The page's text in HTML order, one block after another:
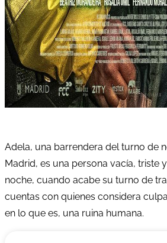
Adela, una barrendera del turno de
Madrid, es una persona vacía, triste
noche, cuando acabe su turno de
cuentas con quienes considera
en lo que es, una ruina humana.